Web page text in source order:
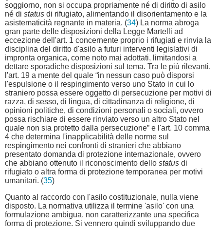
soggiorno, non si occupa propriamente né di diritto di asilo
né di status di rifugiato, alimentando il disorientamento e la
asistematicità regnante in materia. (34) La norma abroga
gran parte delle disposizioni della Legge Martelli ad
eccezione dell'art. 1 concernente proprio i rifugiati e rinvia la
disciplina del diritto d'asilo a futuri interventi legislativi di
impronta organica, come noto mai adottati, limitandosi a
dettare sporadiche disposizioni sul tema. Tra le più rilevanti,
l'art. 19 a mente del quale “in nessun caso può disporsi
l'espulsione o il respingimento verso uno Stato in cui lo
straniero possa essere oggetto di persecuzione per motivi di
razza, di sesso, di lingua, di cittadinanza di religione, di
opinioni politiche, di condizioni personali o sociali, ovvero
possa rischiare di essere rinviato verso un altro Stato nel
quale non sia protetto dalla persecuzione” e l'art. 10 comma
4 che determina l'inapplicabilità delle norme sul
respingimento nei confronti di stranieri che abbiano
presentato domanda di protezione internazionale, ovvero
che abbiano ottenuto il riconoscimento dello status di
rifugiato o altra forma di protezione temporanea per motivi
umanitari. (35)
Quanto al raccordo con l'asilo costituzionale, nulla viene
disposto. La normativa utilizza il termine 'asilo' con una
formulazione ambigua, non caratterizzante una specifica
forma di protezione. Si vennero quindi sviluppando due